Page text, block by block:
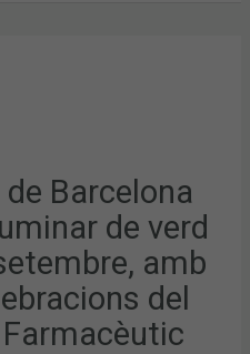
Barcelona
de verd
amb
del